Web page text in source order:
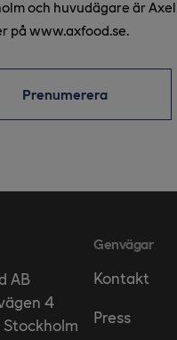
och huvudägare är
på www.axfood.se.
Prenumerera
AB
4
Stockholm
Genvägar
Kontakt
Press